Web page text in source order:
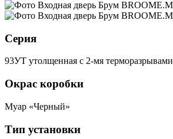
Серия
93УТ утолщенная с 2-мя терморазрывами
Окрас коробки
Муар «Черный»
Тип установки